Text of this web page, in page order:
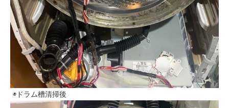
◉ドラム槽清掃後